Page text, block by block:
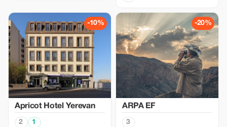
-10%
Apricot Hotel Yerevan
2 1
-20%
ARPA EF
3